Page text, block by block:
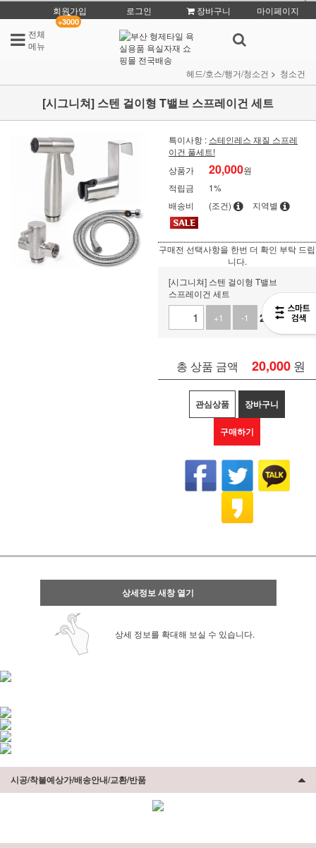
회원가입
+3000
로그인 장바구니
마이페이지
전체
메뉴
헤드/호스/행거/청소건 청소건
[시그니쳐] 스텐 걸이형 T밸브 스프레이건 세트
특이사항 : 스테인레스 재질 스프레
이건 풀세트!
상품가
20,000원
적립금
1%
배송비
(조건) 지역별
구매전 선택사항을 한번 더 확인 부탁 드립
니다.
[시그니쳐] 스텐 걸이형 T밸브
스프레이건 세트
+1
-1 20,000원
총 상품 금액 20,000 원
관심상품 장바구니
구매하기
상세정보 새창 열기
상세 정보를 확대해 보실 수 있습니다.
시공/착불예상가/배송안내/교환/반품